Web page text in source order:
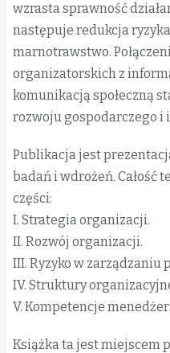
wzrasta sprawność
następuje redukcja
marnotrawstwo.
organizatorskich z
komunikacją społeczną
rozwoju gospodarczego i
Publikacja jest
badań i wdrożeń. Całość
części:
I. Strategia organizacji.
II. Rozwój organizacji.
III. Ryzyko w zarządzaniu
IV. Struktury
V. Kompetencje
Książka ta jest miejscem